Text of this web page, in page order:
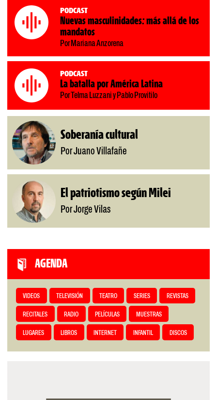
Podcast
Nuevas masculinidades: más allá de los
mandatos
Por Mariana Anzorena
Podcast
La batalla por América Latina
Por Telma Luzzani y Pablo Provitilo
Soberanía cultural
Por Juano Villafañe
El patriotismo según Milei
Por Jorge Vilas
AGENDA
VIDEOS TELEVISIÓN TEATRO SERIES REVISTAS
RECITALES RADIO PELÍCULAS MUESTRAS
LUGARES LIBROS INTERNET INFANTIL DISCOS